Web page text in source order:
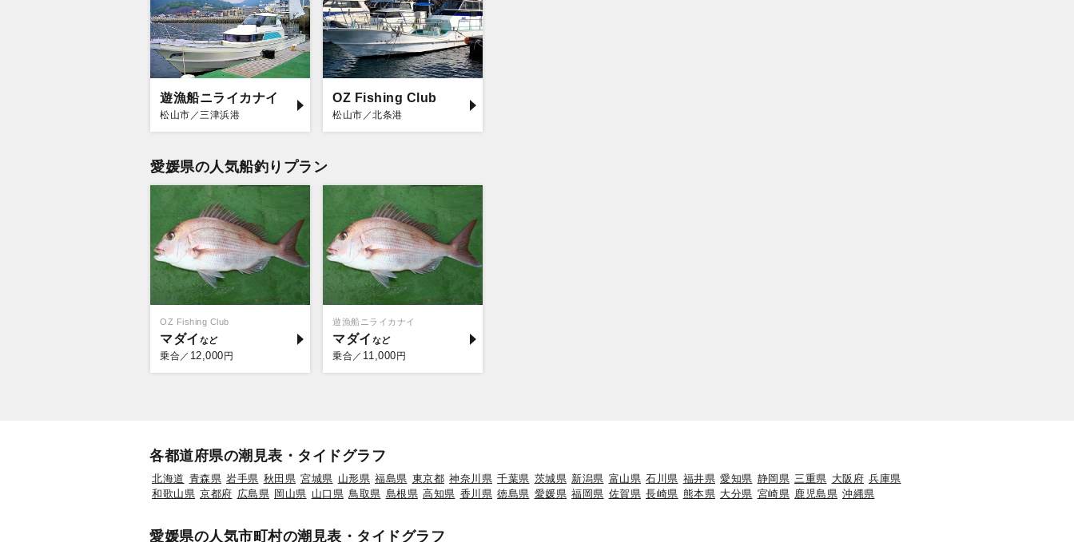
遊漁船ニライカナイ
松山市／三津浜港
OZ Fishing Club
松山市／北条港
愛媛県の人気船釣りプラン
OZ Fishing Club
マダイ
乗合／ 12,000 円
遊漁船ニライカナイ
マダイ
乗合／ 11,000 円
各都道府県の潮見表・タイドグラフ
北海道 青森県 岩手県 秋田県 宮城県 山形県 福島県 東京都 神奈川県 千葉県 茨城県 新潟県 富山県 石川県 福井県 愛知県 静岡県 三重県 大阪府 兵庫県
和歌山県 京都府 広島県 岡山県 山口県 鳥取県 島根県 高知県 香川県 徳島県 愛媛県 福岡県 佐賀県 長崎県 熊本県 大分県 宮崎県 鹿児島県 沖縄県
愛媛県の人気市町村の潮見表・タイドグラフ